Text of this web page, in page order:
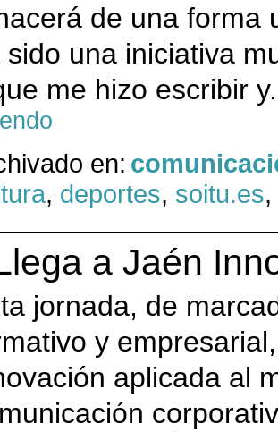
de una forma
sido una iniciativa
me hizo escribir
en:
, deportes, soitu.es,
a Jaén
jornada, de
y
aplicada al